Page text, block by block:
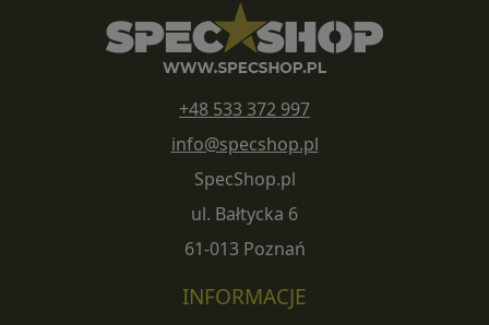
+48 533 372 997
info@specshop.pl
SpecShop.pl
ul. Bałtycka 6
61-013 Poznań
INFORMACJE